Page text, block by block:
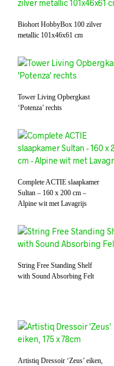
Biohort HobbyBox 100 zilver
metallic 101x46x61 cm
Tower Living Opbergkast
‘Potenza’ rechts
Complete ACTIE slaapkamer
Sultan – 160 x 200 cm –
Alpine wit met Lavagrijs
String Free Standing Shelf
with Sound Absorbing Felt
Artistiq Dressoir ‘Zeus’ eiken,